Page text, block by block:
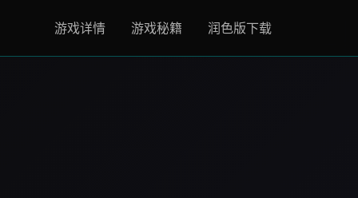
游戏详情 游戏秘籍 润色版下载